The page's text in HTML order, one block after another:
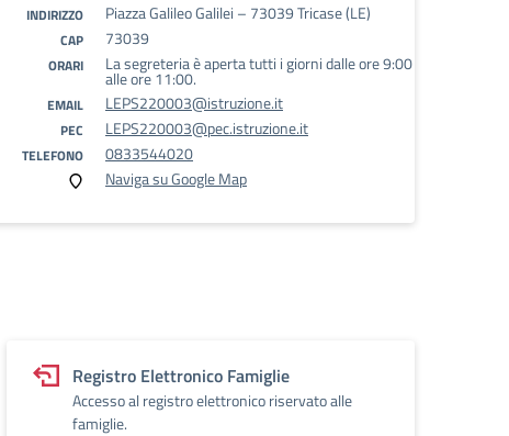
INDIRIZZO Piazza Galileo Galilei – 73039 Tricase (LE)
CAP 73039
ORARI La segreteria è aperta tutti i giorni dalle ore 9:00
alle ore 11:00.
EMAIL LEPS220003@istruzione.it
PEC LEPS220003@pec.istruzione.it
TELEFONO
0833544020
Naviga su Google Map
Registro Elettronico Famiglie
Accesso al registro elettronico riservato alle
famiglie.